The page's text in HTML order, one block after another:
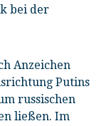
bei der
Anzeichen
Putins
russischen
ließen. Im